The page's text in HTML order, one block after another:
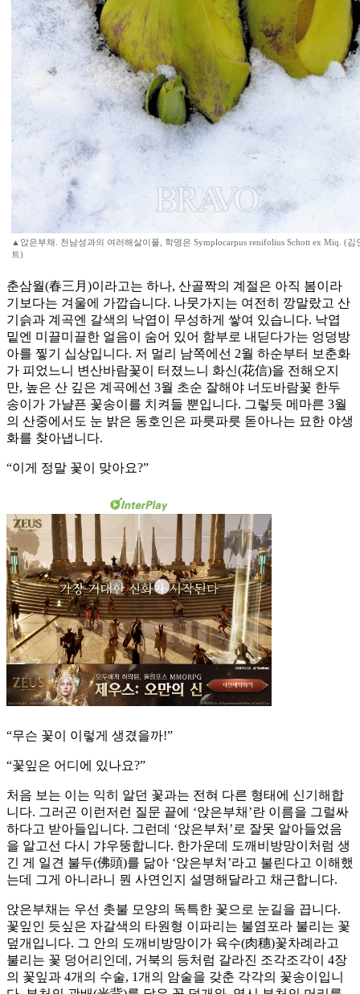
▲앉은부채. 천남성과의 여러해살이풀, 학명은 Symplocarpus renifolius Schott ex Miq. (김
트)
춘삼월(春三月)이라고는 하나, 산골짝의 계절은 아직 봄이라
기보다는 겨울에 가깝습니다. 나뭇가지는 여전히 깡말랐고 산
기슭과 계곡엔 갈색의 낙엽이 무성하게 쌓여 있습니다. 낙엽
밑엔 미끌미끌한 얼음이 숨어 있어 함부로 내딛다가는 엉덩방
아를 찧기 십상입니다. 저 멀리 남쪽에선 2월 하순부터 보춘화
가 피었느니 변산바람꽃이 터졌느니 화신(花信)을 전해오지
만, 높은 산 깊은 계곡에선 3월 초순 잘해야 너도바람꽃 한두
송이가 가냘픈 꽃송이를 치켜들 뿐입니다. 그렇듯 메마른 3월
의 산중에서도 눈 밝은 동호인은 파릇파릇 돋아나는 묘한 야생
화를 찾아냅니다.
“이게 정말 꽃이 맞아요?”
“무슨 꽃이 이렇게 생겼을까!”
“꽃잎은 어디에 있나요?”
처음 보는 이는 익히 알던 꽃과는 전혀 다른 형태에 신기해합
니다. 그러곤 이런저런 질문 끝에 ‘앉은부채’란 이름을 그럴싸
하다고 받아들입니다. 그런데 ‘앉은부처’로 잘못 알아들었음
을 알고선 다시 갸우뚱합니다. 한가운데 도깨비방망이처럼 생
긴 게 일견 불두(佛頭)를 닮아 ‘앉은부처’라고 불린다고 이해했
는데 그게 아니라니 뭔 사연인지 설명해달라고 채근합니다.
앉은부채는 우선 촛불 모양의 독특한 꽃으로 눈길을 끕니다.
꽃잎인 듯싶은 자갈색의 타원형 이파리는 불염포라 불리는 꽃
덮개입니다. 그 안의 도깨비방망이가 육수(肉穗)꽃차례라고
불리는 꽃 덩어리인데, 거북의 등처럼 갈라진 조각조각이 4장
의 꽃잎과 4개의 수술, 1개의 암술을 갖춘 각각의 꽃송이입니